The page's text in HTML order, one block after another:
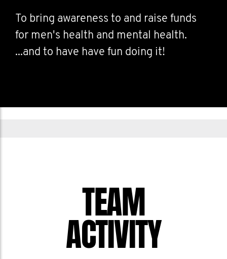
To bring awareness to and raise funds
for men's health and mental health.
...and to have have fun doing it!
TEAM
ACTIVITY